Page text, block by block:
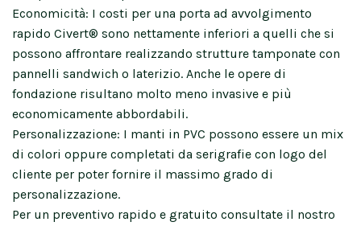
Economicità: I costi per una porta ad avvolgimento
rapido Civert® sono nettamente inferiori a quelli che si
possono affrontare realizzando strutture tamponate con
pannelli sandwich o laterizio. Anche le opere di
fondazione risultano molto meno invasive e più
economicamente abbordabili.
Personalizzazione: I manti in PVC possono essere un mix
di colori oppure completati da serigrafie con logo del
cliente per poter fornire il massimo grado di
personalizzazione.
Per un preventivo rapido e gratuito consultate il nostro